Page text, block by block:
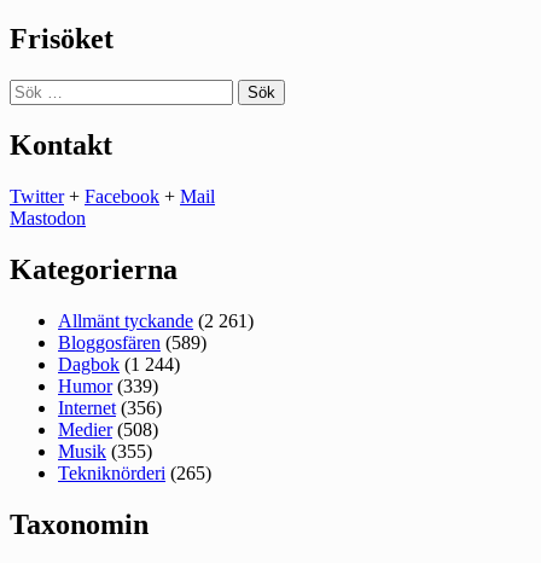
Frisöket
Sök
efter:
Kontakt
Twitter+ Facebook + Mail
Mastodon
Kategorierna
Allmänt tyckande (2 261)
Bloggosfären (589)
Dagbok (1 244)
Humor(339)
Internet (356)
Medier(508)
Musik (355)
Tekniknörderi (265)
Taxonomin